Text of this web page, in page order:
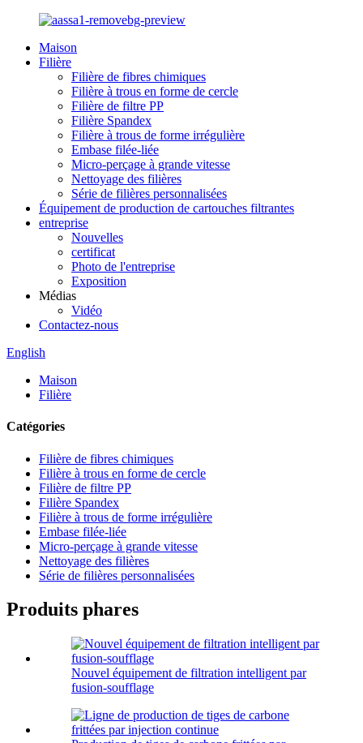
Maison
Filière
Filière de fibres chimiques
Filière à trous en forme de cercle
Filière de filtre PP
Filière Spandex
Filière à trous de forme irrégulière
Embase filée-liée
Micro-perçage à grande vitesse
Nettoyage des filières
Série de filières personnalisées
Équipement de production de cartouches filtrantes
entreprise
Nouvelles
certificat
Photo de l'entreprise
Exposition
Médias
Vidéo
Contactez-nous
English
Maison
Filière
Catégories
Filière de fibres chimiques
Filière à trous en forme de cercle
Filière de filtre PP
Filière Spandex
Filière à trous de forme irrégulière
Embase filée-liée
Micro-perçage à grande vitesse
Nettoyage des filières
Série de filières personnalisées
Produits phares
Nouvel équipement de filtration intelligent par
fusion-soufflage